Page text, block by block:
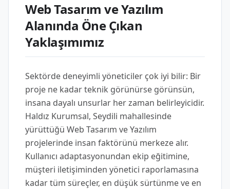
Web Tasarım ve Yazılım
Alanında Öne Çıkan
Yaklaşımımız
Sektörde deneyimli yöneticiler çok iyi bilir: Bir
proje ne kadar teknik görünürse görünsün,
insana dayalı unsurlar her zaman belirleyicidir.
Haldız Kurumsal, Seydili mahallesinde
yürüttüğü Web Tasarım ve Yazılım
projelerinde insan faktörünü merkeze alır.
Kullanıcı adaptasyonundan ekip eğitimine,
müşteri iletişiminden yönetici raporlamasına
kadar tüm süreçler, en düşük sürtünme ve en